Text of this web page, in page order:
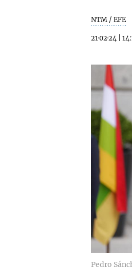
NTM / EFE
21·02·24
Pedro